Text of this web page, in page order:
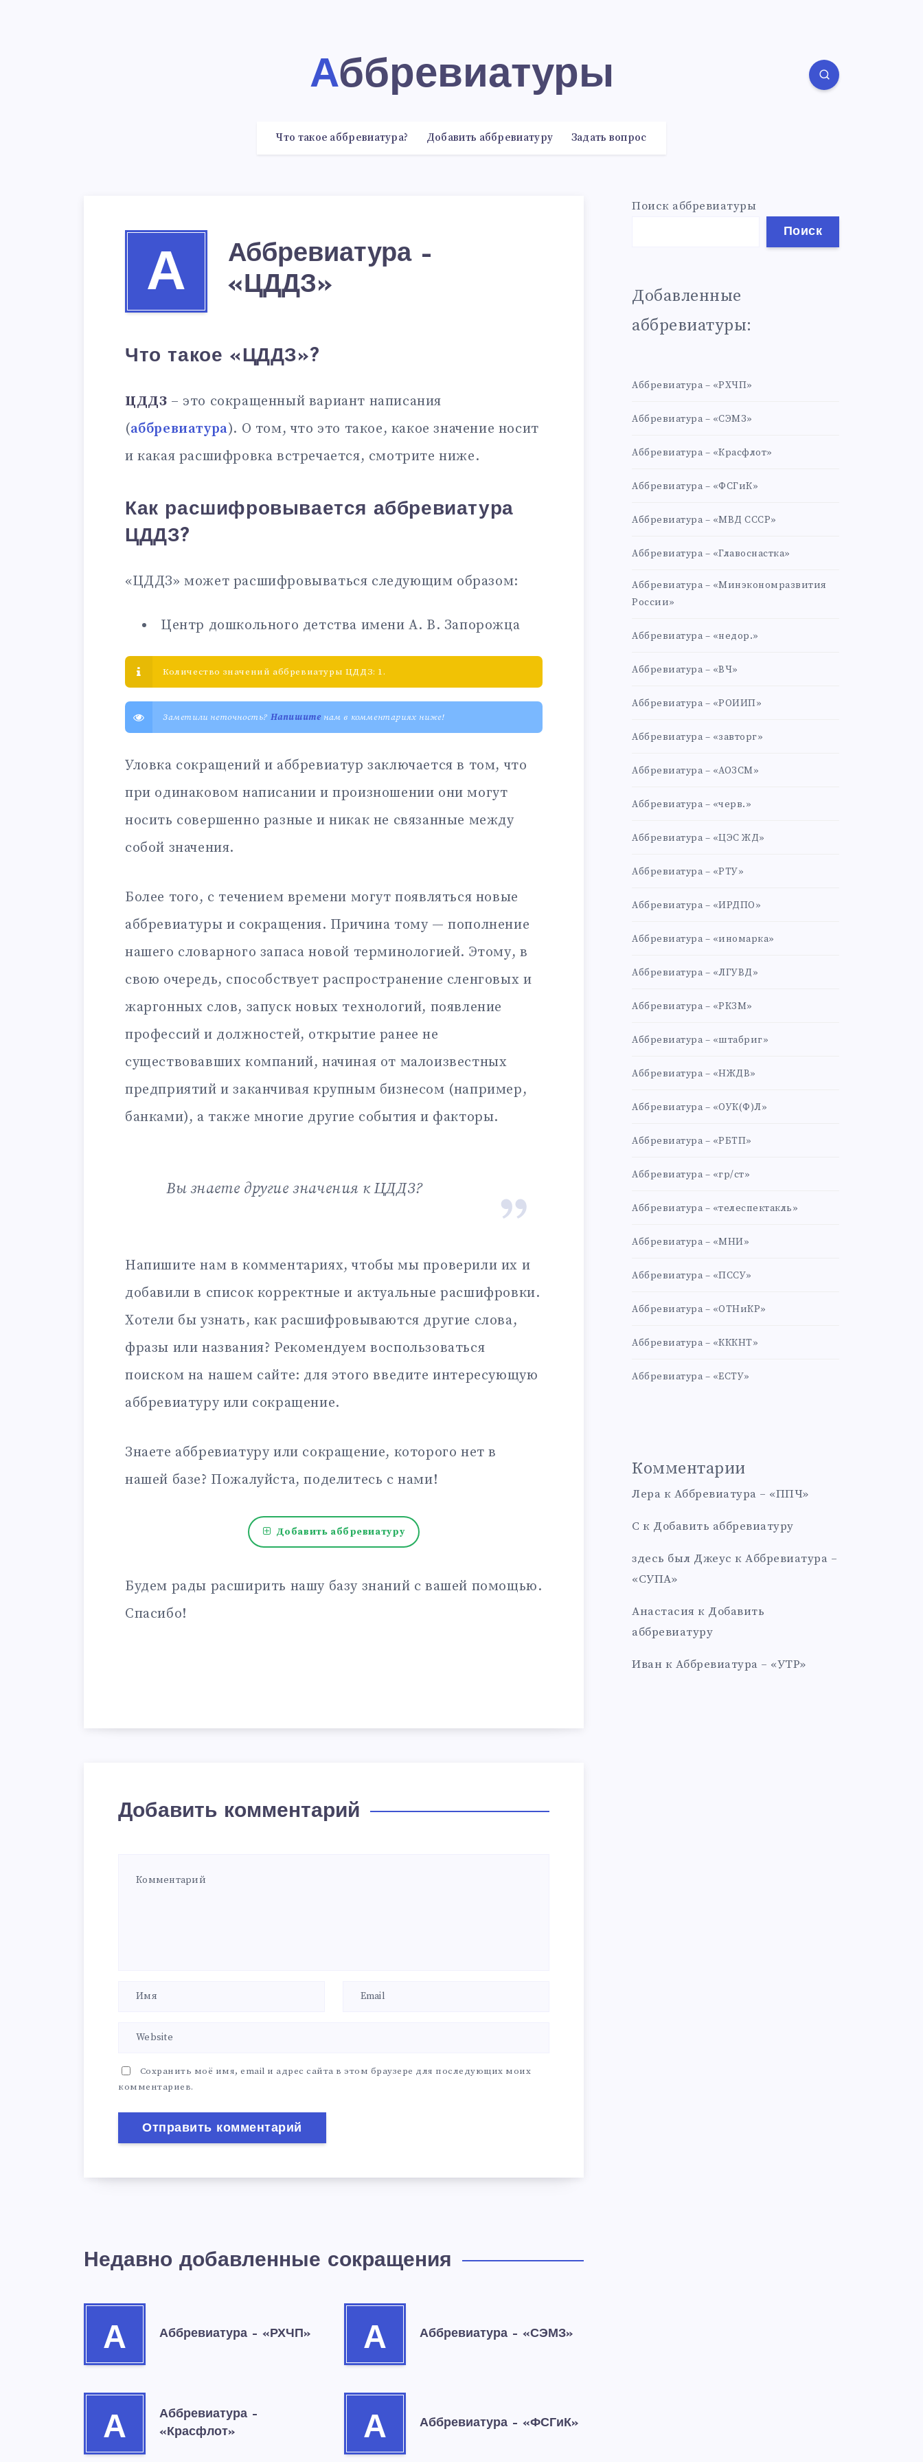
Аббревиатуры
Что такое аббревиатура? Добавить аббревиатуру Задать вопрос
А
Аббревиатура –
«ЦДДЗ»
Что такое «ЦДДЗ»?
ЦДДЗ – это сокращенный вариант написания
(аббревиатура). О том, что это такое, какое значение носит
и какая расшифровка встречается, смотрите ниже.
Как расшифровывается аббревиатура
ЦДДЗ?
«ЦДДЗ» может расшифровываться следующим образом:
Центр дошкольного детства имени А. В. Запорожца
Количество значений аббревиатуры ЦДДЗ: 1.
Заметили неточность? Напишитенам в комментариях ниже!
Уловка сокращений и аббревиатур заключается в том, что
при одинаковом написании и произношении они могут
носить совершенно разные и никак не связанные между
собой значения.
Более того, с течением времени могут появляться новые
аббревиатуры и сокращения. Причина тому — пополнение
нашего словарного запаса новой терминологией. Этому, в
свою очередь, способствует распространение сленговых и
жаргонных слов, запуск новых технологий, появление
профессий и должностей, открытие ранее не
существовавших компаний, начиная от малоизвестных
предприятий и заканчивая крупным бизнесом (например,
банками), а также многие другие события и факторы.
Вы знаете другие значения к ЦДДЗ?
Напишите нам в комментариях, чтобы мы проверили их и
добавили в список корректные и актуальные расшифровки.
Хотели бы узнать, как расшифровываются другие слова,
фразы или названия? Рекомендуем воспользоваться
поиском на нашем сайте: для этого введите интересующую
аббревиатуру или сокращение.
Знаете аббревиатуру или сокращение, которого нет в
нашей базе? Пожалуйста, поделитесь с нами!
Добавить аббревиатуру
Будем рады расширить нашу базу знаний с вашей помощью.
Спасибо!
Добавить комментарий
Сохранить моё имя, email и адрес сайта в этом браузере для последующих моих
комментариев.
Недавно добавленные сокращения
А Аббревиатура – «РХЧП» А Аббревиатура – «СЭМЗ»
А
Аббревиатура –
«Красфлот»
А Аббревиатура – «ФСГиК»
Поиск аббревиатуры
Поиск
Добавленные
аббревиатуры:
Аббревиатура – «РХЧП»
Аббревиатура – «СЭМЗ»
Аббревиатура – «Красфлот»
Аббревиатура – «ФСГиК»
Аббревиатура – «МВД СССР»
Аббревиатура – «Главоснастка»
Аббревиатура – «Минэкономразвития
России»
Аббревиатура – «недор.»
Аббревиатура – «ВЧ»
Аббревиатура – «РОИИП»
Аббревиатура – «завторг»
Аббревиатура – «АОЗСМ»
Аббревиатура – «черв.»
Аббревиатура – «ЦЭС ЖД»
Аббревиатура – «РТУ»
Аббревиатура – «ИРДПО»
Аббревиатура – «иномарка»
Аббревиатура – «ЛГУВД»
Аббревиатура – «РКЗМ»
Аббревиатура – «штабриг»
Аббревиатура – «НЖДВ»
Аббревиатура – «ОУК(Ф)Л»
Аббревиатура – «РБТП»
Аббревиатура – «гр/ст»
Аббревиатура – «телеспектакль»
Аббревиатура – «МНИ»
Аббревиатура – «ПССУ»
Аббревиатура – «ОТНиКР»
Аббревиатура – «КККНТ»
Аббревиатура – «ЕСТУ»
Комментарии
Лера к Аббревиатура – «ППЧ»
С к Добавить аббревиатуру
здесь был Джеус к Аббревиатура –
«СУПА»
Анастасия к Добавить
аббревиатуру
Иван к Аббревиатура – «УТР»